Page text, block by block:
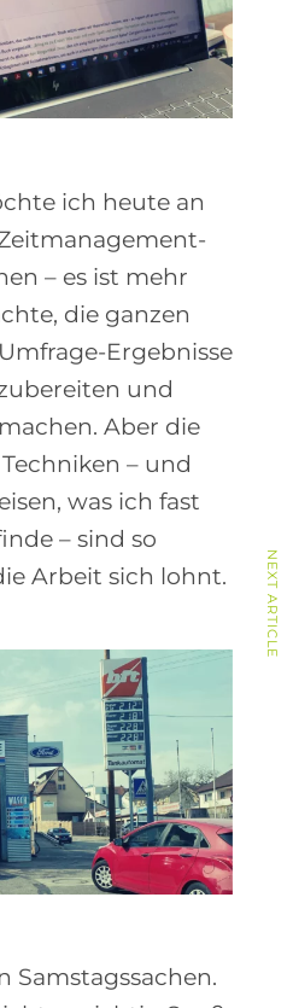
ich heute an
– es ist mehr
die ganzen
Ergebnisse
und
Aber die
– und
was ich fast
– sind so
Arbeit sich lohnt.
Samstagssachen.
NEXT ARTICLE